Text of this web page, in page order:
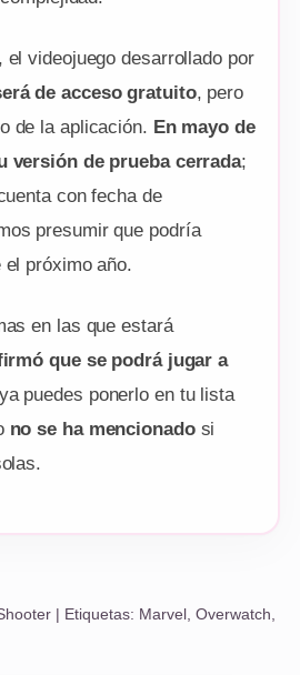
el videojuego desarrollado por
de acceso gratuito, pero
de la aplicación. En mayo de
versión de prueba cerrada;
con fecha de
presumir que podría
próximo año.
en las que estará
que se podrá jugar a
puedes ponerlo en tu lista
no se ha mencionadosi
| Etiquetas: Marvel, Overwatch,